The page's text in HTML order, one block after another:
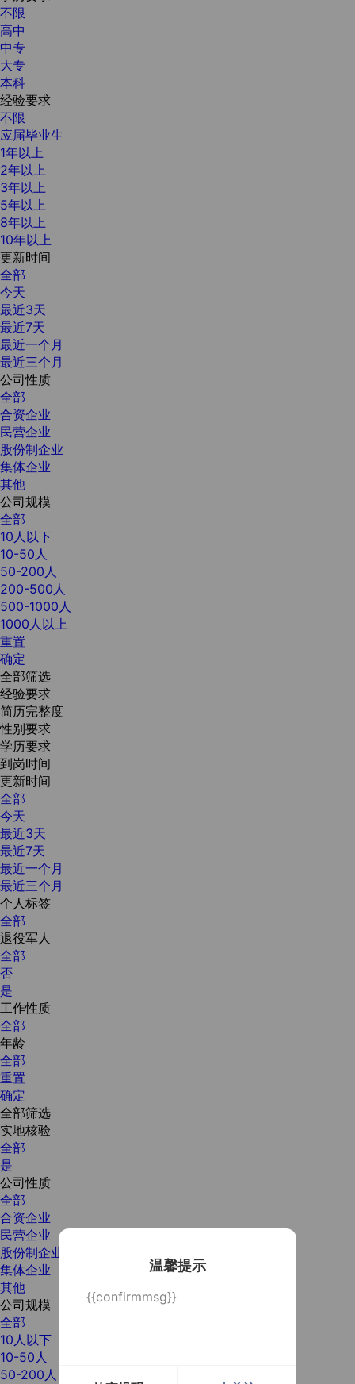
温馨提示
{{confirmmsg}}
不限
高中
中专
大专
本科
经验要求
不限
应届毕业生
1年以上
2年以上
3年以上
5年以上
8年以上
10年以上
更新时间
全部
今天
最近3天
最近7天
最近一个月
最近三个月
公司性质
全部
合资企业
民营企业
股份制企业
集体企业
其他
公司规模
全部
10人以下
10-50人
50-200人
200-500人
500-1000人
1000人以上
重置
确定
全部筛选
经验要求
简历完整度
性别要求
学历要求
到岗时间
更新时间
全部
今天
最近3天
最近7天
最近一个月
最近三个月
个人标签
全部
退役军人
全部
否
是
工作性质
全部
年龄
全部
重置
确定
全部筛选
实地核验
全部
是
公司性质
全部
合资企业
民营企业
股份制企业
集体企业
其他
公司规模
全部
10人以下
10-50人
50-200人